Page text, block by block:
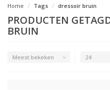
Home Tags dressoir bruin
PRODUCTEN
BRUIN
Meest bekeken 24